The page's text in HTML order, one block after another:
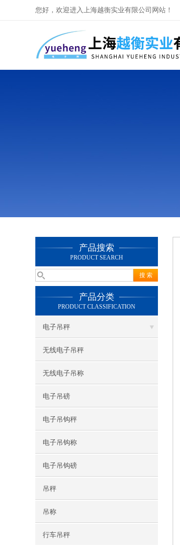
您好，欢迎进入上海越衡实业有限公司网站！
产品搜索
PRODUCT SEARCH
产品分类
PRODUCT CLASSIFICATION
电子吊秤
无线电子吊秤
无线电子吊称
电子吊磅
电子吊钩秤
电子吊钩称
电子吊钩磅
吊秤
吊称
行车吊秤